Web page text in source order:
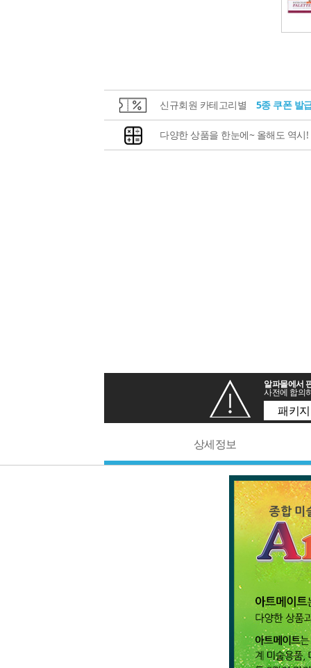
신규회원 카테고리별 5종 쿠폰 발
다양한 상품을 한눈에~ 올해도 역시!
알파몰에서
사전에 합의
패키
상세정보